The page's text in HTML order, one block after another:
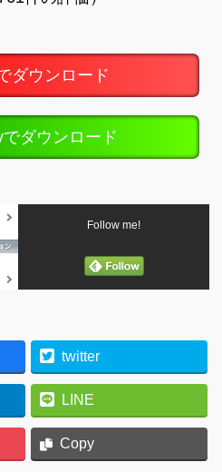
ダウンロード
ダウンロード
Follow me!
twitter
LINE
Copy